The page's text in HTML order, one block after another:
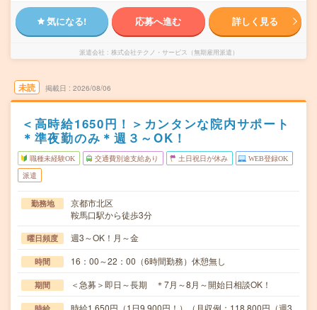
気になる! 応募へ進む 詳しく見る
派遣会社 株式会社テクノ・サービス（無期雇用派遣）
未読 掲載日 2026/08/06
＜高時給1650円！＞カンタンな院内サポート
＊準夜勤のみ＊週３～OK！
職種未経験OK 交通費別途支給あり 土日祝日が休み WEB登録OK
派遣
勤務地
京都市北区
鞍馬口駅から徒歩3分
曜日頻度 週3～OK！月～金
時間 16：00～22：00（6時間勤務）休憩無し
期間 ＜急募＞即日～長期 ＊7月～8月～開始日相談OK！
時給1,650円（1日9,900円！）（月収例：118,800円（週3